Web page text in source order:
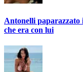
Antonelli paparazzato
che era con lui